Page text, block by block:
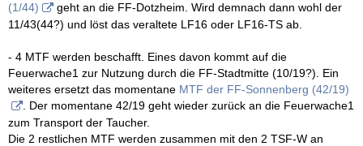
(1/44)
geht an die FF-Dotzheim. Wird demnach dann wohl der
11/43(44?) und löst das veraltete LF16 oder LF16-TS ab.
- 4 MTF werden beschafft. Eines davon kommt auf die
Feuerwache1 zur Nutzung durch die FF-Stadtmitte (10/19?). Ein
weiteres ersetzt das momentane MTF der FF-Sonnenberg (42/19)
. Der momentane 42/19 geht wieder zurück an die Feuerwache1
zum Transport der Taucher.
Die 2 restlichen MTF werden zusammen mit den 2 TSF-W an